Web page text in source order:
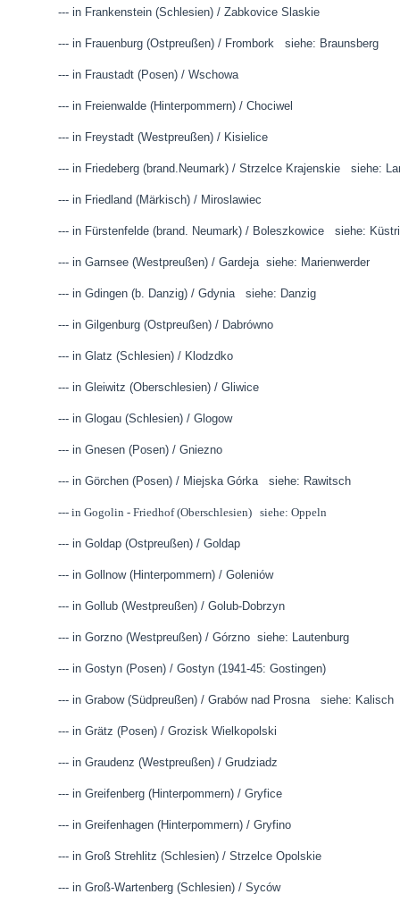
--- in Frankenstein (Schlesien) / Zabkovice Slaskie
--- in Frauenburg (Ostpreußen) / Frombork siehe: Braunsberg
--- in Fraustadt (Posen) / Wschowa
--- in Freienwalde (Hinterpommern) / Chociwel
--- in Freystadt (Westpreußen) / Kisielice
--- in Friedeberg (brand.Neumark) / Strzelce Krajenskie siehe:
--- in Friedland (Märkisch) / Miroslawiec
--- in Fürstenfelde (brand. Neumark) / Boleszkowice siehe:
--- in Garnsee (Westpreußen) / Gardeja siehe: Marienwerder
--- in Gdingen (b. Danzig) / Gdynia siehe: Danzig
--- in Gilgenburg (Ostpreußen) / Dabrówno
--- in Glatz (Schlesien) / Klodzdko
--- in Gleiwitz (Oberschlesien) / Gliwice
--- in Glogau (Schlesien) / Glogow
--- in Gnesen (Posen) / Gniezno
--- in Görchen (Posen) / Miejska Górka siehe: Rawitsch
--- in Gogolin - Friedhof (Oberschlesien) siehe: Oppeln
--- in Goldap (Ostpreußen) / Goldap
--- in Gollnow (Hinterpommern) / Goleniów
--- in Gollub (Westpreußen) / Golub-Dobrzyn
--- in Gorzno (Westpreußen) / Górzno siehe: Lautenburg
--- in Gostyn (Posen) / Gostyn (1941-45: Gostingen)
--- in Grabow (Südpreußen) / Grabów nad Prosna siehe: Kalisch
--- in Grätz (Posen) / Grozisk Wielkopolski
--- in Graudenz (Westpreußen) / Grudziadz
--- in Greifenberg (Hinterpommern) / Gryfice
--- in Greifenhagen (Hinterpommern) / Gryfino
--- in Groß Strehlitz (Schlesien) / Strzelce Opolskie
--- in Groß-Wartenberg (Schlesien) / Syców